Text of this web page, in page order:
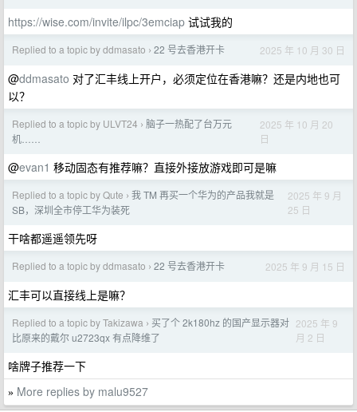
https://wise.com/invite/ilpc/3emciap 试试我的
Replied to a topic by ddmasato › 22 号去香港开卡 2025 年 10 月 30 日
@ddmasato 对了汇丰线上开户，必须定位在香港嘛？还是内地也可
以？
Replied to a topic by ULVT24 › 脑子一热配了台万元
机……
2025 年 10 月 20
日
@evan1 移动固态有推荐嘛？直接外接放游戏即可是嘛
Replied to a topic by Qute › 我 TM 再买一个华为的产品我就是
SB，深圳全市停工华为装死
2025 年 9 月
25 日
干啥都遥遥领先呀
Replied to a topic by ddmasato › 22 号去香港开卡 2025 年 9 月 15 日
汇丰可以直接线上是嘛？
Replied to a topic by Takizawa › 买了个 2k180hz 的国产显示器对
比原来的戴尔 u2723qx 有点降维了
2025 年 9
月 2 日
啥牌子推荐一下
» More replies by malu9527